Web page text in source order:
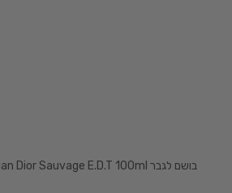
בושם לגבר Christian Dior Sauvage E.D.T 100ml כריסטיאן דיור